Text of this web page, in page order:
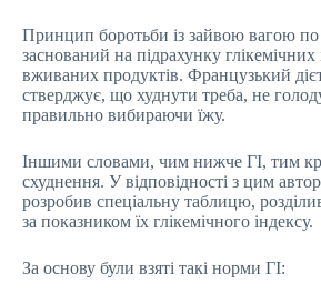
Принцип боротьби із зайвою вагою
заснований на підрахунку глікемічних
вживаних продуктів. Французький
стверджує, що худнути треба, не
правильно вибираючи їжу.
Іншими словами, чим нижче ГІ, тим
схуднення. У відповідності з цим
розробив спеціальну таблицю,
за показником їх глікемічного індексу.
За основу були взяті такі норми ГІ: